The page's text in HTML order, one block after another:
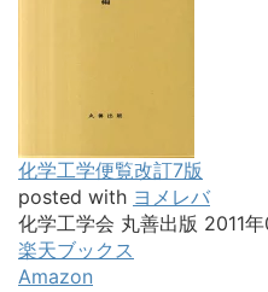
化学工学便覧改訂7版
posted with ヨメレバ
化学工学会 丸善出版 2011
楽天ブックス
Amazon